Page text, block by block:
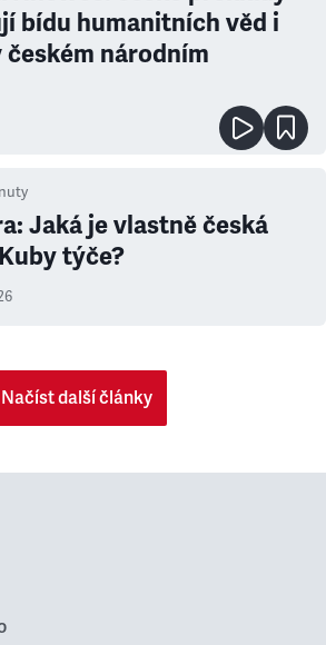
bídu humanitních věd i
národním
Jaká je vlastně česká
týče?
Načíst další články